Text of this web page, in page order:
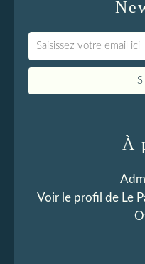
À
Voir le profil de Le